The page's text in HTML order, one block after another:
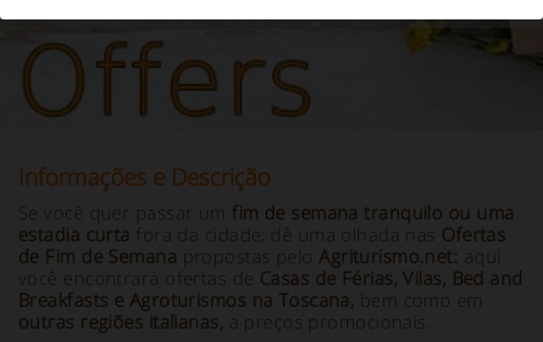
Informações e Descrição
Se você quer passar um fim de semana tranquilo ou uma
estadia curta fora da cidade, dê uma olhada nas Ofertas
de Fim de Semana propostas peloAgriturismo.net: aqui
você encontrará ofertas de Casas de Férias, Vilas, Bed and
Breakfasts e Agroturismos na Toscana, bem como em
outras regiões italianas, a preços promocionais.